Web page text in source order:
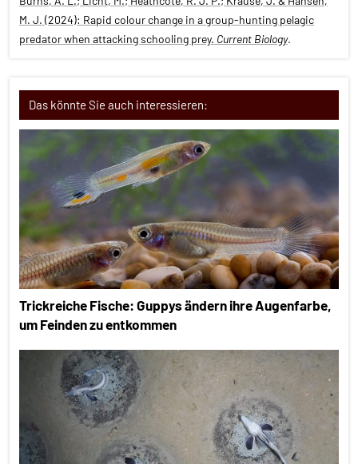
M. J. (2024): Rapid colour change in a group-hunting pelagic
predator when attacking schooling prey. Current Biology.
Das könnte Sie auch interessieren:
Trickreiche Fische: Guppys ändern ihre Augenfarbe,
um Feinden zu entkommen